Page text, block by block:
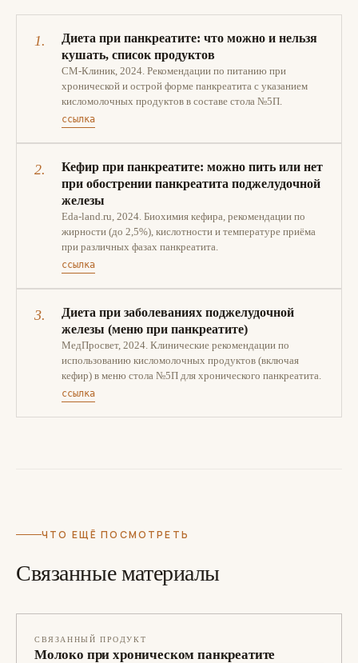
Диета при панкреатите: что можно и нельзя
кушать, список продуктов
СМ-Клиник, 2024. Рекомендации по питанию при
хронической и острой форме панкреатита с указанием
кисломолочных продуктов в составе стола №5П.
ссылка
Кефир при панкреатите: можно пить или нет
при обострении панкреатита поджелудочной
железы
Eda-land.ru, 2024. Биохимия кефира, рекомендации по
жирности (до 2,5%), кислотности и температуре приёма
при различных фазах панкреатита.
ссылка
Диета при заболеваниях поджелудочной
железы (меню при панкреатите)
МедПросвет, 2024. Клинические рекомендации по
использованию кисломолочных продуктов (включая
кефир) в меню стола №5П для хронического панкреатита.
ссылка
ЧТО ЕЩЁ ПОСМОТРЕТЬ
Связанные материалы
СВЯЗАННЫЙ ПРОДУКТ
Молоко при хроническом панкреатите